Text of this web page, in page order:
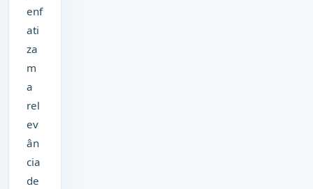
enf
ati
za
m
a
rel
ev
ân
cia
de